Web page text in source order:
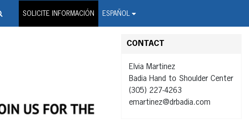
SOLICITE INFORMACIÓN ESPAÑOL
Wire Service
CONTACT
Elvia Martinez
Badia Hand to Shoulder Center
(305) 227-4263
emartinez@drbadia.com